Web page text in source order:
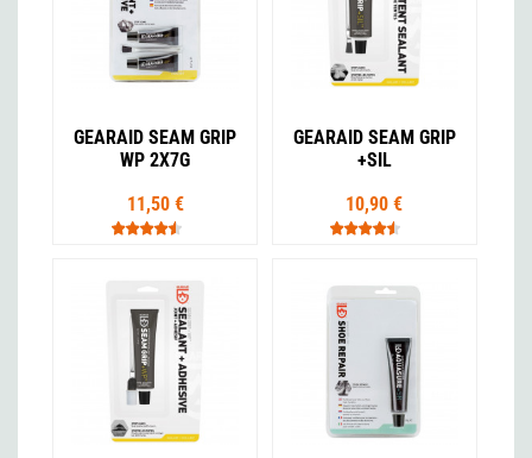
GEARAID SEAM GRIP
WP 2X7G
11,50 €
GEARAID SEAM GRIP
+SIL
10,90 €